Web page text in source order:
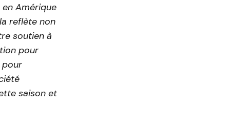
Amérique
reflète non
soutien à
pour
pour
saison et